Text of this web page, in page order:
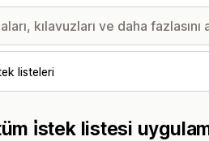
listeleri
i̇stek listesi